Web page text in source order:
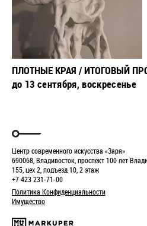
ПЛОТНЫЕ КРАЯ / ИТОГОВЫЙ
до 13 сентября, воскресенье
Центр современного искусства «Заря»
690068, Владивосток, проспект 100 лет
155, цех 2, подъезд 10, 2 этаж
+7 423 231-71-00
Политика Конфиденциальности
Имущество